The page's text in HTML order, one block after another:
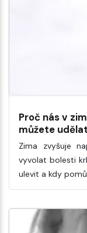
Proč nás v
můžete udělat
Zima zvyšuje
vyvolat bolesti
ulevit a kdy